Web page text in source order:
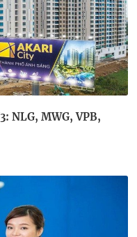
NLG, MWG, VPB,